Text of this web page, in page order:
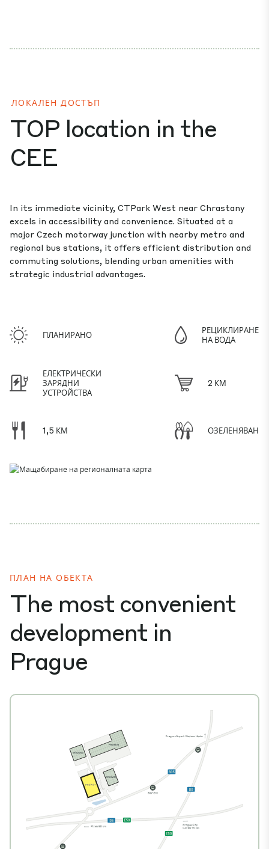
ЛОКАЛЕН ДОСТЪП
TOP location in the
CEE
In its immediate vicinity, CTPark West near Chrastany
excels in accessibility and convenience. Situated at a
major Czech motorway junction with nearby metro and
regional bus stations, it offers efficient distribution and
commuting solutions, blending urban amenities with
strategic industrial advantages.
ПЛАНИРАНО
РЕЦИКЛИРАНЕ
НА ВОДА
ЕЛЕКТРИЧЕСКИ
ЗАРЯДНИ
УСТРОЙСТВА
2 КМ
1,5 КМ ОЗЕЛЕНЯВАНЕ
ПЛАН НА ОБЕКТА
The most convenient
development in
Prague